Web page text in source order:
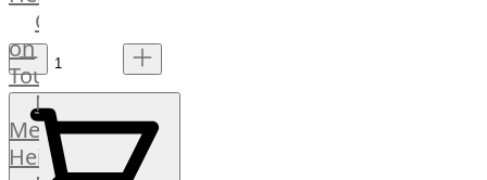
Grill
Nesmuk
Berkel
Dry
Aging
Schrank
Bücher
OTTO
on
Tour
Männer
Metzger
Heinsberg